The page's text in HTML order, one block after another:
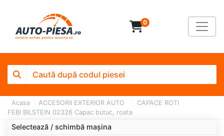
0
Acasa ACCESORII EXTERIOR AUTO
CAPACE ROTI
FEBI BILSTEIN 02326 Capac butuc, roata
Selectează / schimbă mașina